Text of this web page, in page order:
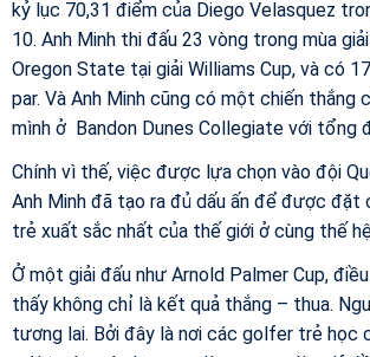
kỷ lục 70,31 điểm của Diego Velasquez
10. Anh Minh thi đấu 23 vòng trong mùa
Oregon State tại giải Williams Cup, và có
par. Và Anh Minh cũng có một chiến thắng
mình ở Bandon Dunes Collegiate với tổng
Chính vì thế, việc được lựa chọn vào đội
Anh Minh đã tạo ra đủ dấu ấn để được đặt
trẻ xuất sắc nhất của thế giới ở cùng thế
Ở một giải đấu như Arnold Palmer Cup,
thấy không chỉ là kết quả thắng – thua.
tương lai. Bởi đây là nơi các golfer trẻ học